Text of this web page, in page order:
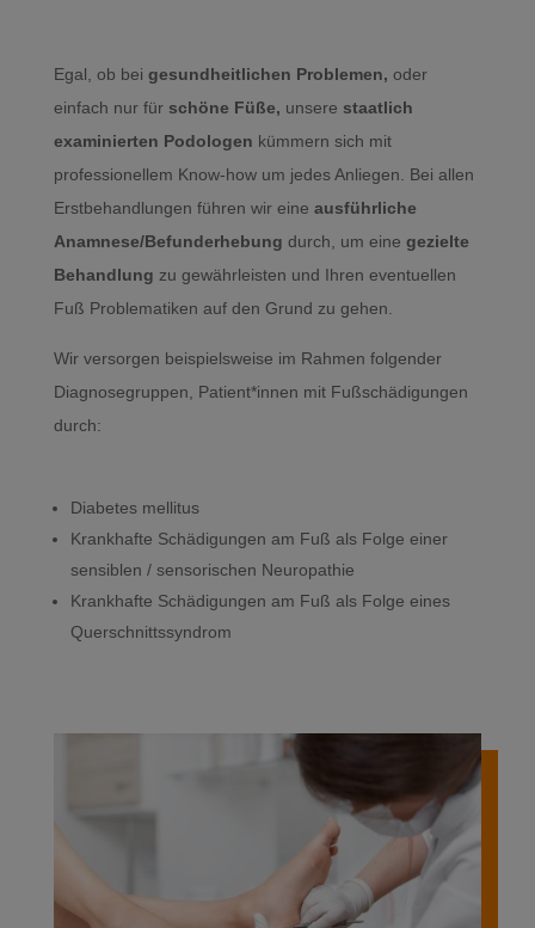
Egal, ob bei gesundheitlichen Problemen, oder
einfach nur für schöne Füße, unsere staatlich
examinierten Podologen kümmern sich mit
professionellem Know-how um jedes Anliegen. Bei allen
Erstbehandlungen führen wir eine ausführliche
Anamnese/Befunderhebung durch, um eine gezielte
Behandlung zu gewährleisten und Ihren eventuellen
Fuß Problematiken auf den Grund zu gehen.
Wir versorgen beispielsweise im Rahmen folgender
Diagnosegruppen, Patient*innen mit Fußschädigungen
durch:
Diabetes mellitus
Krankhafte Schädigungen am Fuß als Folge einer
sensiblen / sensorischen Neuropathie
Krankhafte Schädigungen am Fuß als Folge eines
Querschnittssyndrom